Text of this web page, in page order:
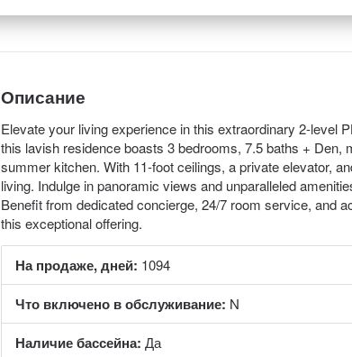
Описание
Elevate your living experience in this extraordinary 2-level
this lavish residence boasts 3 bedrooms, 7.5 baths + Den,
summer kitchen. With 11-foot ceilings, a private elevator,
living. Indulge in panoramic views and unparalleled
Benefit from dedicated concierge, 24/7 room service, and
this exceptional offering.
На продаже, дней: 1094
Что включено в обслуживание: N
Наличие бассейна: Да